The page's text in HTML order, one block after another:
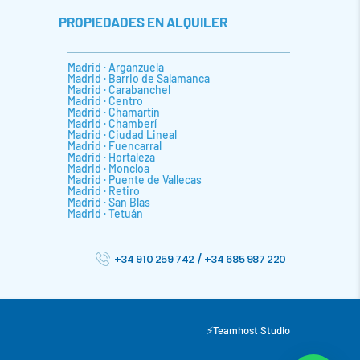
PROPIEDADES EN ALQUILER
Madrid · Arganzuela
Madrid · Barrio de Salamanca
Madrid · Carabanchel
Madrid · Centro
Madrid · Chamartín
Madrid · Chamberí
Madrid · Ciudad Lineal
Madrid · Fuencarral
Madrid · Hortaleza
Madrid · Moncloa
Madrid · Puente de Vallecas
Madrid · Retiro
Madrid · San Blas
Madrid · Tetuán
+34 910 259 742 / +34 685 987 220
⚡TeamhostStudio